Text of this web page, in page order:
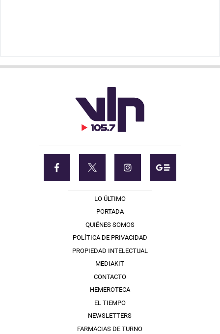
LO ÚLTIMO
PORTADA
QUIÉNES SOMOS
POLÍTICA DE PRIVACIDAD
PROPIEDAD INTELECTUAL
MEDIAKIT
CONTACTO
HEMEROTECA
EL TIEMPO
NEWSLETTERS
FARMACIAS DE TURNO